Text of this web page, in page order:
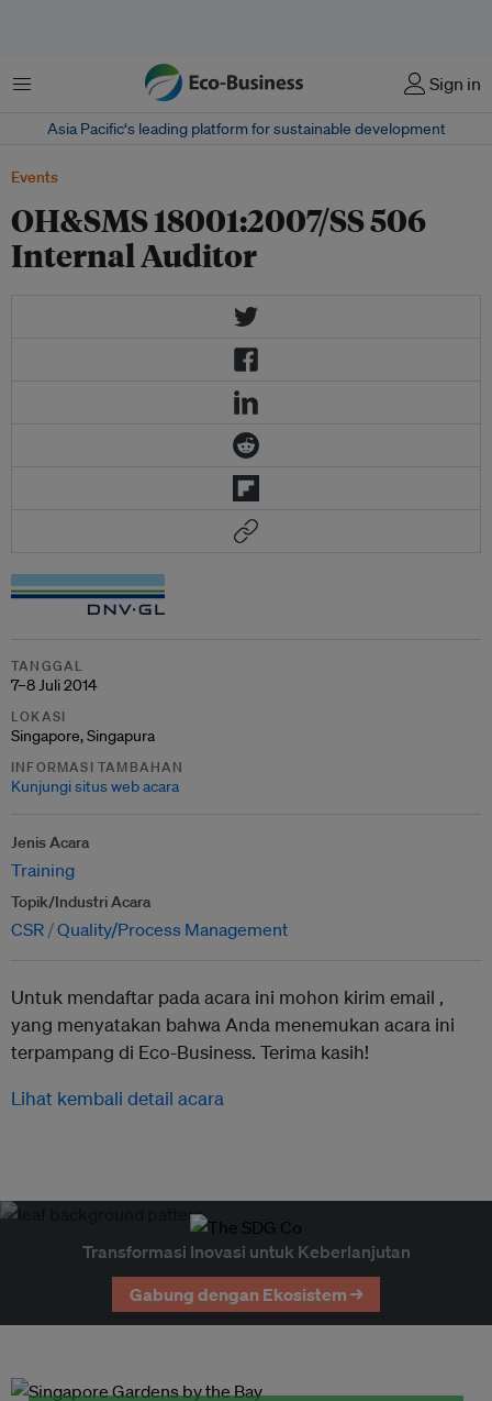
Menu Sign in
Asia Pacific‘s leading platform for sustainable development
Events
OH&SMS 18001:2007/SS 506
Internal Auditor
TANGGAL
7–8 Juli 2014
LOKASI
Singapore, Singapura
INFORMASI TAMBAHAN
Kunjungi situs web acara
Jenis Acara
Training
Topik/Industri Acara
CSR Quality/Process Management
Untuk mendaftar pada acara ini mohon kirim email ,
yang menyatakan bahwa Anda menemukan acara ini
terpampang di Eco-Business. Terima kasih!
Lihat kembali detail acara
Transformasi Inovasi untuk Keberlanjutan
Gabung dengan Ekosistem →